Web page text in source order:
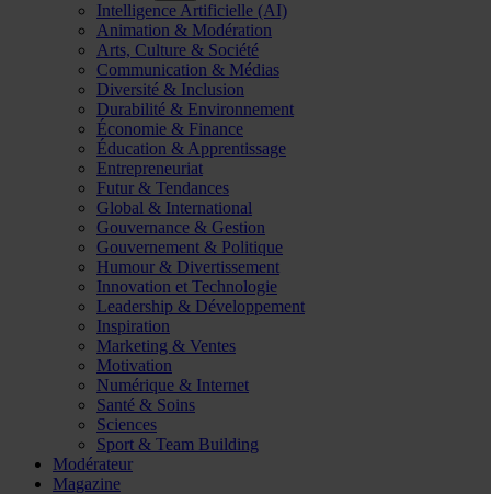
Intelligence Artificielle (AI)
Animation & Modération
Arts, Culture & Société
Communication & Médias
Diversité & Inclusion
Durabilité & Environnement
Économie & Finance
Éducation & Apprentissage
Entrepreneuriat
Futur & Tendances
Global & International
Gouvernance & Gestion
Gouvernement & Politique
Humour & Divertissement
Innovation et Technologie
Leadership & Développement
Inspiration
Marketing & Ventes
Motivation
Numérique & Internet
Santé & Soins
Sciences
Sport & Team Building
Modérateur
Magazine